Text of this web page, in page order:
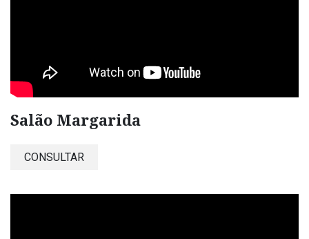
Salão Margarida
CONSULTAR